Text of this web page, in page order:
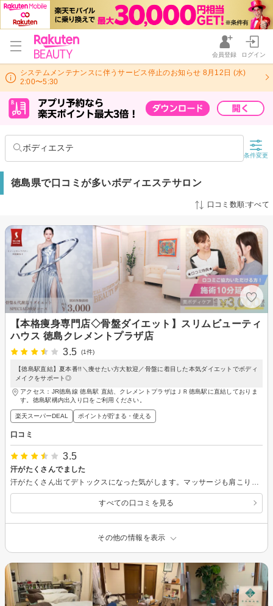
会員登録 ログイン
システムメンテナンスに伴うサービス停止のお知らせ 8月12日 (水)
2:00〜5:30
ボディエステ
条件変更
徳島県で口コミが多いボディエステサロン
口コミ数順:すべて
【本格痩身専門店◇骨盤ダイエット】スリムビューティ
ハウス 徳島クレメントプラザ店
3.5
(1件)
【徳島駅直結】夏本番!!＼痩せたい方大歓迎／骨盤に着目した本気ダイエットでボディ
メイクをサポート◎
アクセス：JR徳島線 徳島駅 直結、クレメントプラザはＪＲ徳島駅に直結しておりま
す。徳島駅構内出入り口をご利用ください。
楽天スーパーDEAL ポイントが貯まる・使える
口コミ
3.5
汗がたくさんでました
すべての口コミを見る
その他の情報を表示